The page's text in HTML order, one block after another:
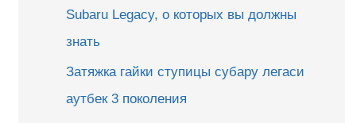
Subaru Legacy, о которых вы должны
знать
Затяжка гайки ступицы субару легаси
аутбек 3 поколения